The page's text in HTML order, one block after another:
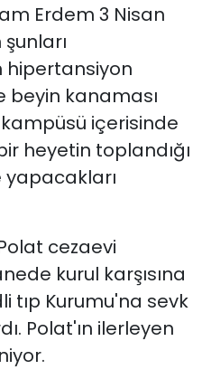
Erdem 3 Nisan
hipertansiyon
beyin kanaması
içerisinde
heyetin toplandığı
cezaevi
kurul karşısına
tıp Kurumu'na sevk
Polat'ın ilerleyen